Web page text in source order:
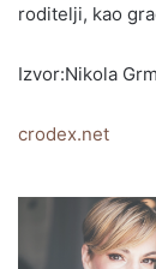
roditelji, kao
Izvor:Nikola
crodex.net